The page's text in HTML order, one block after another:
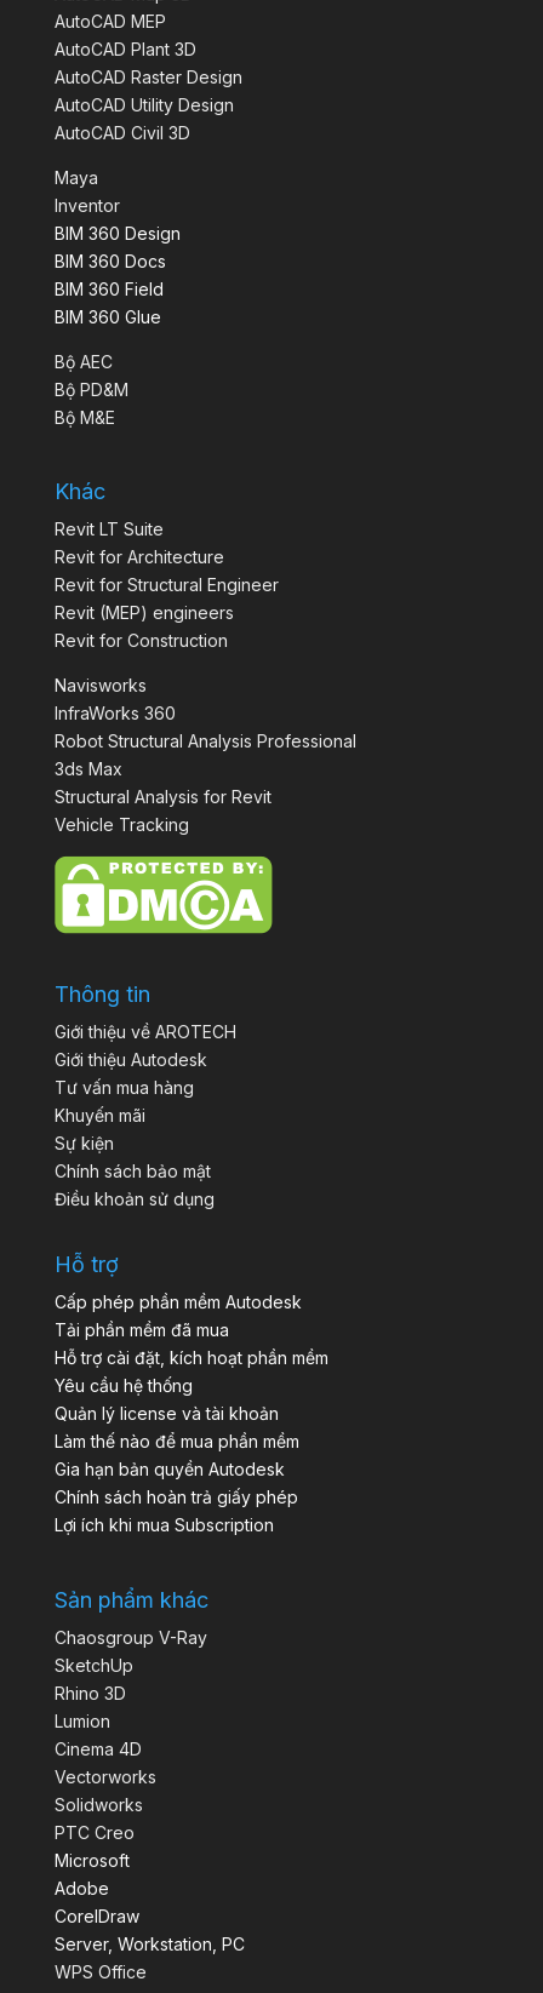
AutoCAD MEP
AutoCAD Plant 3D
AutoCAD Raster Design
AutoCAD Utility Design
AutoCAD Civil 3D
Maya
Inventor
BIM 360 Design
BIM 360 Docs
BIM 360 Field
BIM 360 Glue
Bộ AEC
Bộ PD&M
Bộ M&E
Khác
Revit LT Suite
Revit for Architecture
Revit for Structural Engineer
Revit (MEP) engineers
Revit for Construction
Navisworks
InfraWorks 360
Robot Structural Analysis Professional
3ds Max
Structural Analysis for Revit
Vehicle Tracking
Thông tin
Giới thiệu về AROTECH
Giới thiệu Autodesk
Tư vấn mua hàng
Khuyến mãi
Sự kiện
Chính sách bảo mật
Điều khoản sử dụng
Hỗ trợ
Cấp phép phần mềm Autodesk
Tải phần mềm đã mua
Hỗ trợ cài đặt, kích hoạt phần mềm
Yêu cầu hệ thống
Quản lý license và tài khoản
Làm thế nào để mua phần mềm
Gia hạn bản quyền Autodesk
Chính sách hoàn trả giấy phép
Lợi ích khi mua Subscription
Sản phẩm khác
Chaosgroup V-Ray
SketchUp
Rhino 3D
Lumion
Cinema 4D
Vectorworks
Solidworks
PTC Creo
Microsoft
Adobe
CorelDraw
Server, Workstation, PC
WPS Office